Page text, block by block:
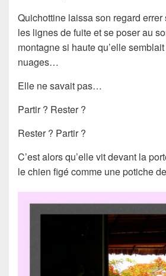
Quichottine laissa son regard errer
les lignes de fuite et se poser au
montagne si haute qu’elle
nuages…
Elle ne savait pas…
Partir ? Rester ?
Rester ? Partir ?
C’est alors qu’elle vit devant la
le chien figé comme une potiche